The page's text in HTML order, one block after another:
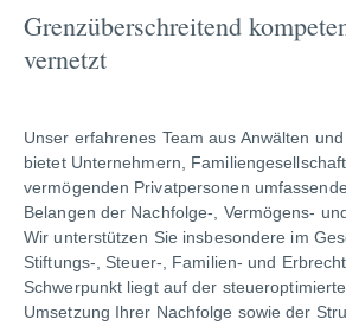
Grenzüberschreitend
vernetzt
Unser erfahrenes Team aus Anwälten
bietet Unternehmern,
vermögenden Privatpersonen
Belangen der Nachfolge-, Vermögens-
Wir unterstützen Sie insbesondere im
Stiftungs-, Steuer-, Familien- und
Schwerpunkt liegt auf der
Umsetzung Ihrer Nachfolge sowie der